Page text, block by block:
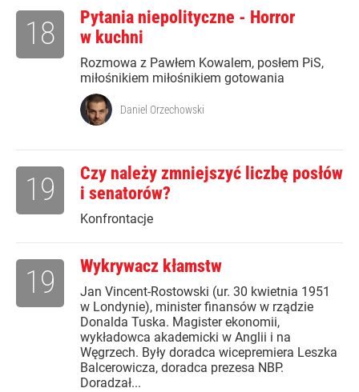
Pytania niepolityczne - Horror
w kuchni
Rozmowa z Pawłem Kowalem, posłem PiS,
miłośnikiem miłośnikiem gotowania
18
Daniel Orzechowski
Czy należy zmniejszyć liczbę posłów
i senatorów?
Konfrontacje
19
Wykrywacz kłamstw
Jan Vincent-Rostowski (ur. 30 kwietnia 1951
w Londynie), minister finansów w rządzie
Donalda Tuska. Magister ekonomii,
wykładowca akademicki w Anglii i na
Węgrzech. Były doradca wicepremiera Leszka
Balcerowicza, doradca prezesa NBP.
Doradzał...
19